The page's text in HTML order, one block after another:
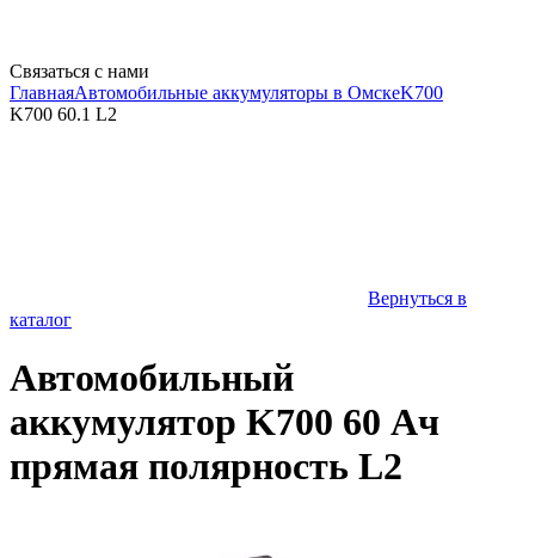
Связаться с нами
ГлавнаяАвтомобильные аккумуляторы в ОмскеK700
K700 60.1 L2
Вернуться в
каталог
Автомобильный
аккумулятор K700 60 Ач
прямая полярность L2